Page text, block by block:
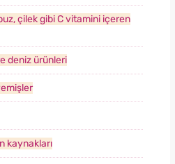
çilek gibi C vitamini içeren
deniz ürünleri
kaynakları